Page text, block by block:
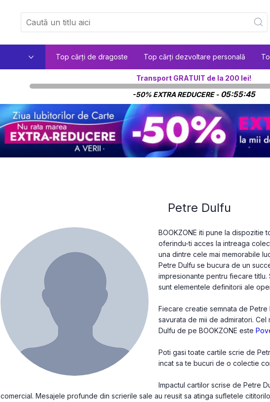
Top cărți de dragoste Top cărți dezvoltare personală
Transport GRATUIT de la 200 lei!
-50% EXTRA REDUCERE - 05:55:45
Petre Dulfu
BOOKZONE iti pune la dispozitie
oferindu-ti acces la intreaga
una dintre cele mai memorabile
Petre Dulfu se bucura de un
impresionante pentru fiecare
sunt elementele definitorii ale
Fiecare creatie semnata de Petre
savurata de mii de admiratori.
Dulfu de pe BOOKZONE este
Poti gasi toate cartile scrie de
incat sa te bucuri de o colectie
Impactul cartilor scrise de Petre
comercial. Mesajele profunde din scrierile sale au reusit sa atinga sufletele